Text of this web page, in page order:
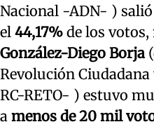
Nacional -ADN- )
el 44,17% de los
González-Diego Borja
Revolución
RC-RETO- ) estuvo
a menos de 20 mil